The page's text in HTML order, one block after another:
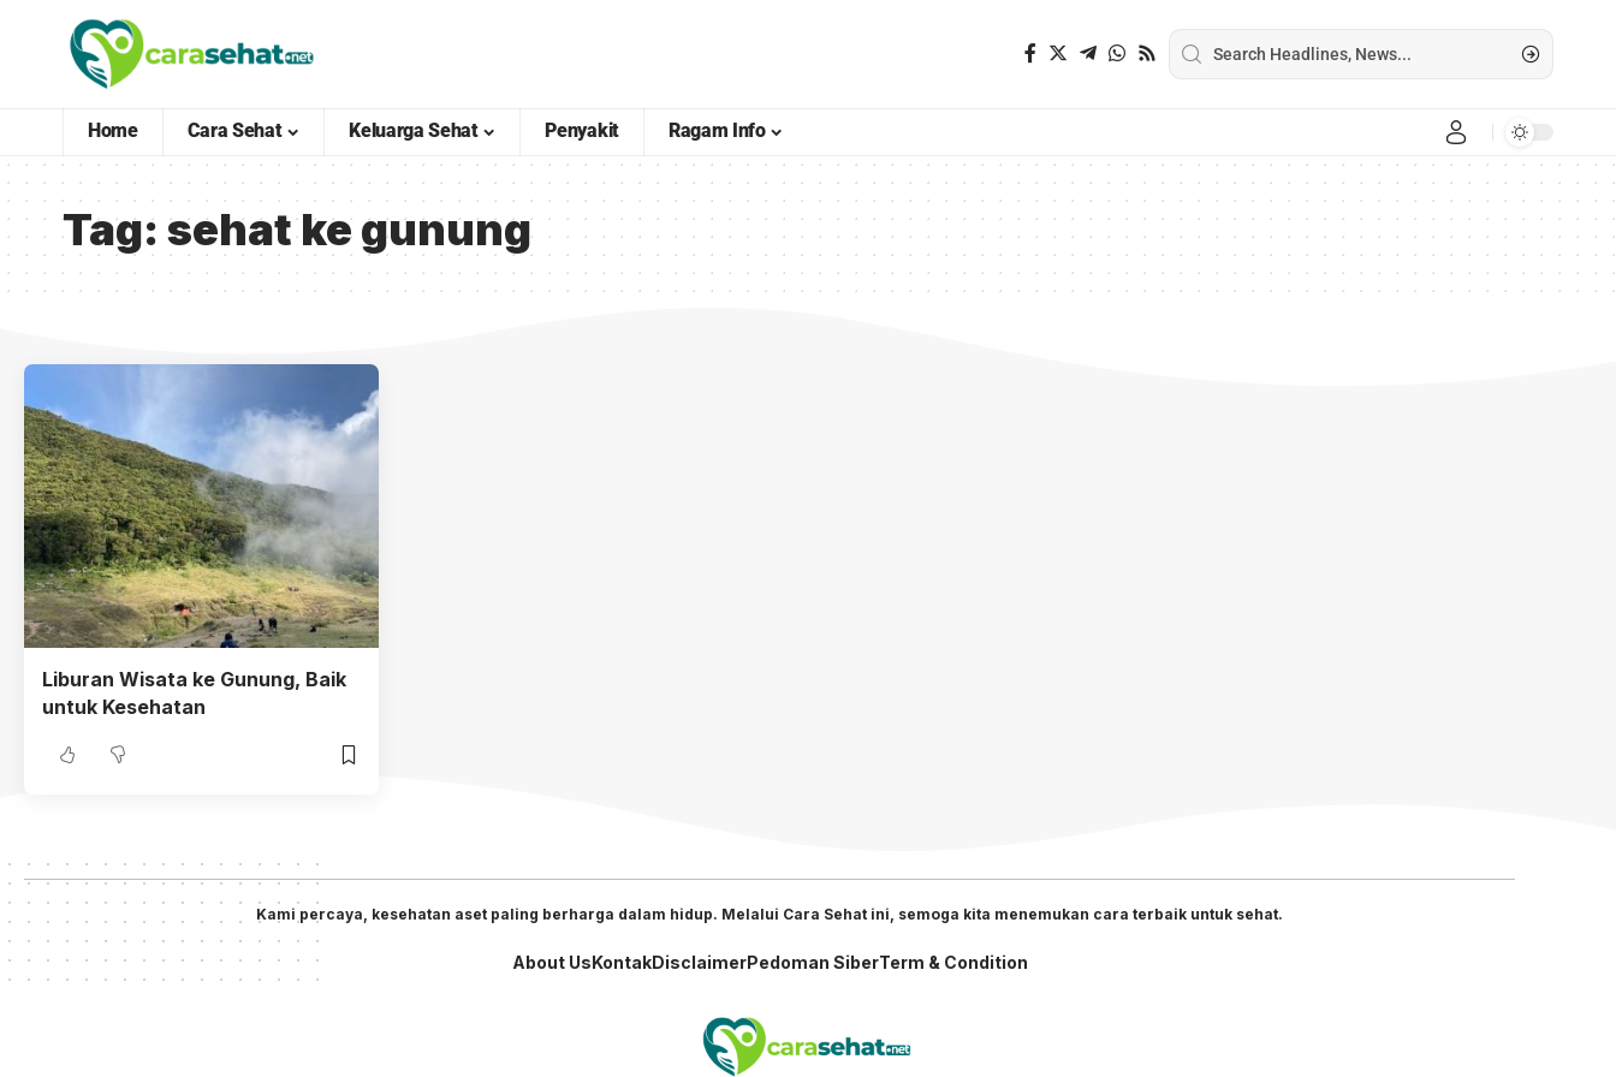
Home Cara Sehat Keluarga Sehat Penyakit Ragam Info
Tag: sehat ke gunung
Liburan Wisata ke Gunung, Baik
untuk Kesehatan
Kami percaya, kesehatan aset paling berharga dalam hidup. Melalui Cara Sehat ini, semoga kita menemukan cara terbaik untuk sehat.
About UsKontakDisclaimerPedoman SiberTerm & Condition